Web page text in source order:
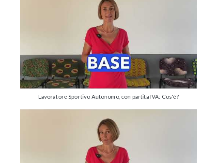
Lavoratore Sportivo Autonomo, con partita IVA: Cos'è?